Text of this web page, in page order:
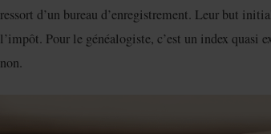
ressort d’un bureau d’enregistrement. Leur but
l’impôt. Pour le généalogiste, c’est un index quasi
non.